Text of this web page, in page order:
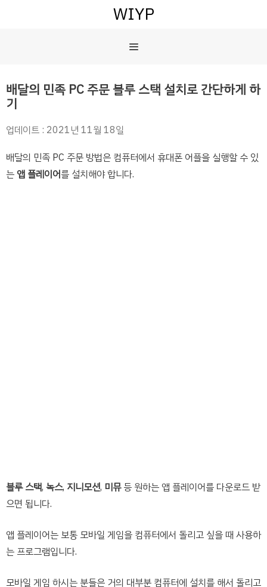
뛰
기
WIYP
뉴
배달의 민족 PC 주문 블루 스택 설치로 간단하게 하
기
업데이트 : 2021년 11월 18일
배달의 민족 PC 주문 방법은 컴퓨터에서 휴대폰 어플을 실행할 수 있
는 앱 플레이어를 설치해야 합니다.
블루 스택, 녹스, 지니모션, 미뮤등 원하는 앱 플레이어를 다운로드 받
으면 됩니다.
앱 플레이어는 보통 모바일 게임을 컴퓨터에서 돌리고 싶을 때 사용하
는 프로그램입니다.
모바일 게임 하시는 분들은 거의 대부분 컴퓨터에 설치를 해서 돌리고